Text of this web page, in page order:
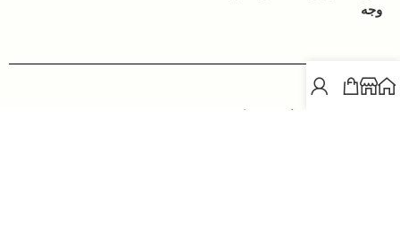
وجه
زیبایی توسط